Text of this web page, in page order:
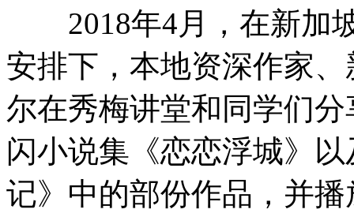
2018年4月，在新加
安排下，本地资深作家
尔在秀梅讲堂和同学们
闪小说集《恋恋浮城》
记》中的部份作品，并